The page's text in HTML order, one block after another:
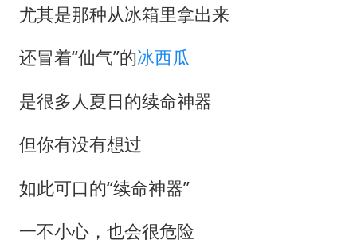
尤其是那种从冰箱里拿出来
还冒着“仙气”的冰西瓜
是很多人夏日的续命神器
但你有没有想过
如此可口的“续命神器”
一不小心，也会很危险